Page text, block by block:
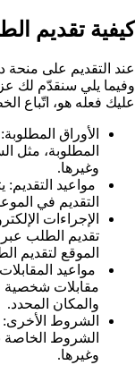
كيفية تقديم
عند التقديم على منحة
وفيما يلي سنقدّم لك
عليك فعله هو، اتّباع
الأوراق
المطلوبة، مثل
وغيرها.
مواعيد
التقديم في
الإجراءات
تقديم الطلب
الموقع لتقديم
مواعيد
مقابلات شخصية
والمكان المحدد.
الشروط
الشروط الخاصة
وغيرها.